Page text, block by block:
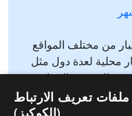
من مختلف المواقع
محلية لعدة دول مثل
المغرب، الجزائر،
آخر خبر يتيح متابعة أخبار
عالمية، رياضة،
تعريف الارتباط
(الكوكيز)